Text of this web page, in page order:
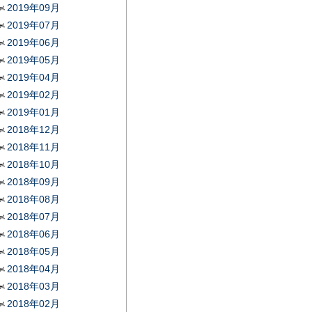
2019年09月
2019年07月
2019年06月
2019年05月
2019年04月
2019年02月
2019年01月
2018年12月
2018年11月
2018年10月
2018年09月
2018年08月
2018年07月
2018年06月
2018年05月
2018年04月
2018年03月
2018年02月